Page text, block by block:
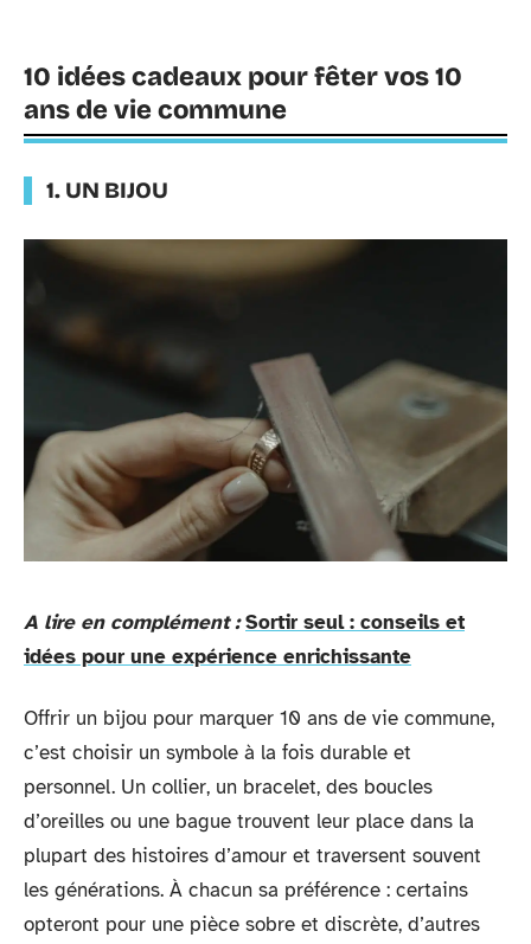
10 idées cadeaux pour fêter vos 10
ans de vie commune
1. UN BIJOU
A lire en complément : Sortir seul : conseils et
idées pour une expérience enrichissante
Offrir un bijou pour marquer 10 ans de vie commune,
c’est choisir un symbole à la fois durable et
personnel. Un collier, un bracelet, des boucles
d’oreilles ou une bague trouvent leur place dans la
plupart des histoires d’amour et traversent souvent
les générations. À chacun sa préférence : certains
opteront pour une pièce sobre et discrète, d’autres